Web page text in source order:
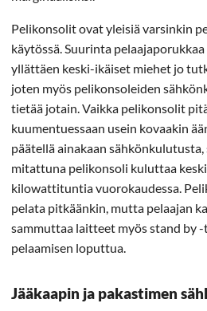
Pelikonsolit ovat yleisiä varsinkin
käytössä. Suurinta
yllättäen keski-ikäiset miehet jo
joten myös pelikonsoleiden
tietää jotain. Vaikka pelikonsolit
kuumentuessaan usein kovaakin
päätellä ainakaan
mitattuna pelikonsoli kuluttaa
kilowattituntia vuorokaudessa.
pelata pitkäänkin, mutta pelaajan
sammuttaa laitteet myös stand by
pelaamisen loputtua.
Jääkaapin ja pakastimen